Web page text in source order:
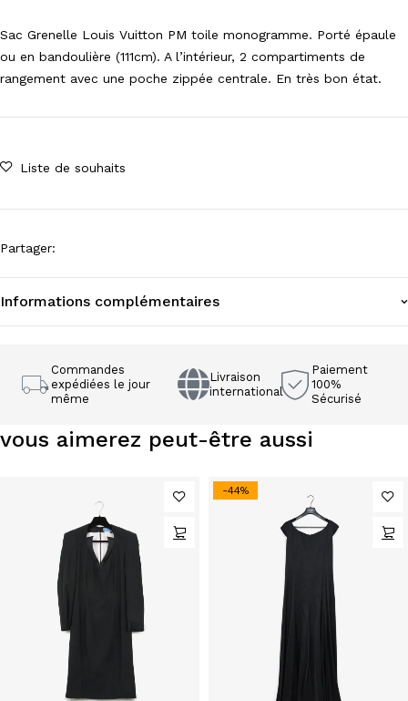
Sac Grenelle Louis Vuitton PM toile monogramme. Porté épaule
ou en bandoulière (111cm). A l’intérieur, 2 compartiments de
rangement avec une poche zippée centrale. En très bon état.
Liste de souhaits
Partager:
Informations complémentaires
Commandes
expédiées le jour
même
Livraison
international
Paiement
100%
Sécurisé
vous aimerez peut-être aussi
-44%